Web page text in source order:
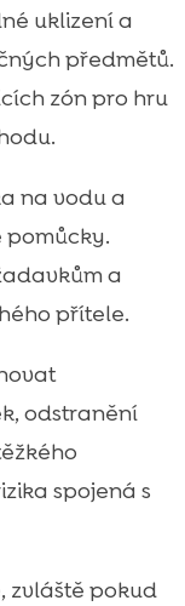
uklizení a
předmětů.
zón pro hru
na vodu a
pomůcky.
a
přítele.
odstranění
spojená s
zvláště pokud